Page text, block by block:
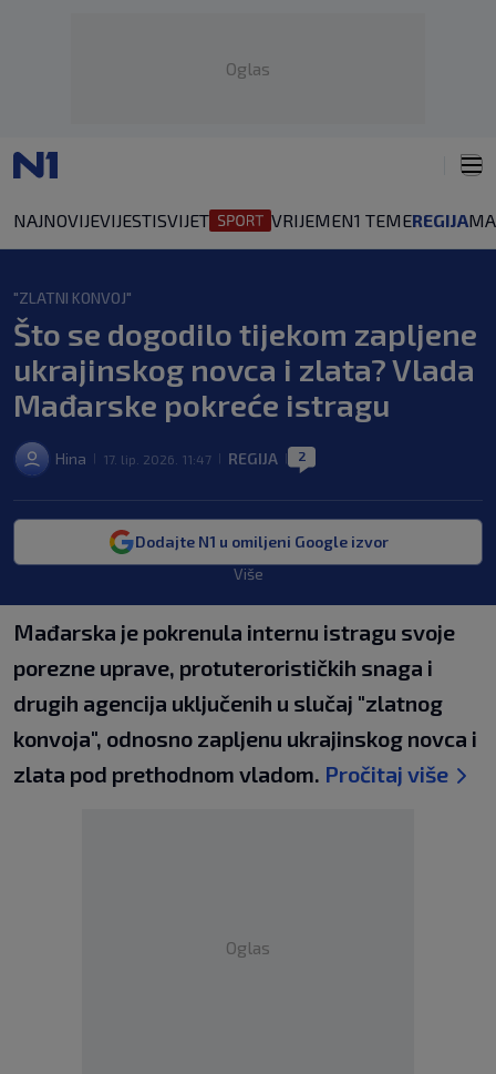
Oglas
NAJNOVIJEVIJESTISVIJET VRIJEMEN1 TEMEREGIJA
"ZLATNI KONVOJ"
Što se dogodilo tijekom zapljene
ukrajinskog novca i zlata? Vlada
Mađarske pokreće istragu
Hina 17. lip. 2026. 11:47 REGIJA 2
Dodajte N1 u omiljeni Google izvor
Više
Mađarska je pokrenula internu istragu svoje
porezne uprave, protuterorističkih snaga i
drugih agencija uključenih u slučaj "zlatnog
konvoja", odnosno zapljenu ukrajinskog novca i
zlata pod prethodnom vladom. Pročitaj više
Oglas